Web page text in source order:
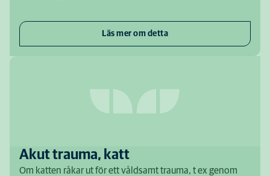
Läs mer om detta
Akut trauma, katt
Om katten råkar ut för ett våldsamt trauma, t ex genom